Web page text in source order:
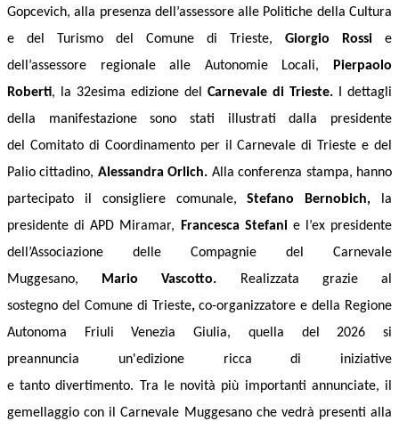
Gopcevich,alla presenza dell’assessore alle Politiche della Cultura
e del Turismo del Comune di Trieste, Giorgio Rossi e
dell’assessore regionale alle Autonomie Locali, Pierpaolo
Roberti, la 32esima edizione del Carnevale di Trieste.
I dettagli
della manifestazione sono stati illustrati
dalla presidente
del Comitato di Coordinamento per il Carnevale di Trieste e del
Palio cittadino, Alessandra Orlich. Alla conferenza stampa, hanno
partecipato
il consigliere comunale, Stefano Bernobich,
la
presidente di APD Miramar,
Francesca Stefani el’ex presidente
dell’Associazione delle Compagnie del Carnevale
Muggesano,
Mario Vascotto.
Realizzata grazie al
sostegno del Comune di Trieste,co-organizzatore e della Regione
Autonoma Friuli Venezia Giulia, quella del 2026 si
preannuncia un'edizione ricca di iniziative
etantodivertimento. Tra le novità più importanti annunciate, il
gemellaggio con il Carnevale Muggesano che vedrà presenti alla